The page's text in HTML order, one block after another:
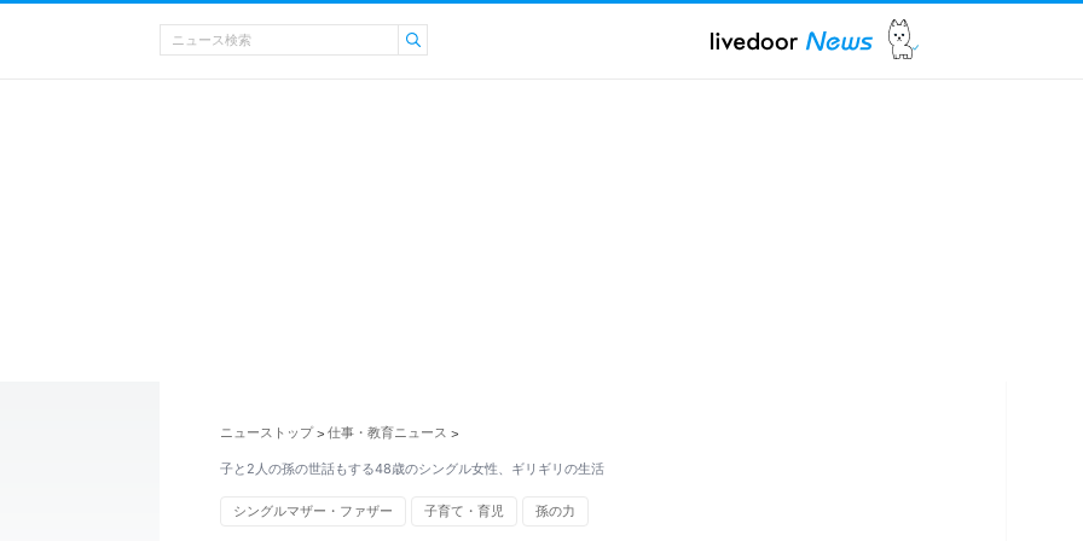
ニューストップ > 仕事・教育ニュース >
子と2人の孫の世話もする48歳のシングル女性、ギリギリの生活
シングルマザー・ファザー 子育て・育児 孫の力